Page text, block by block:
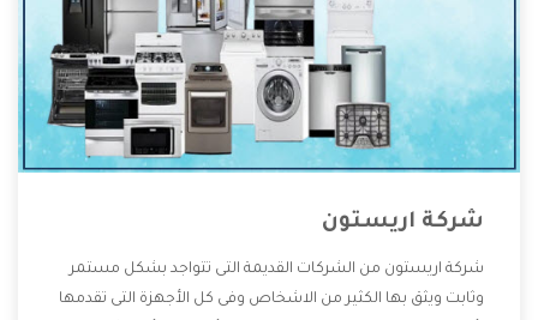
شركة اريستون
شركة اريستون من الشركات القديمة التى تتواجد بشكل مستمر
وثابت ويثق بها الكثير من الاشخاص وفى كل الأجهزة التى تقدمها